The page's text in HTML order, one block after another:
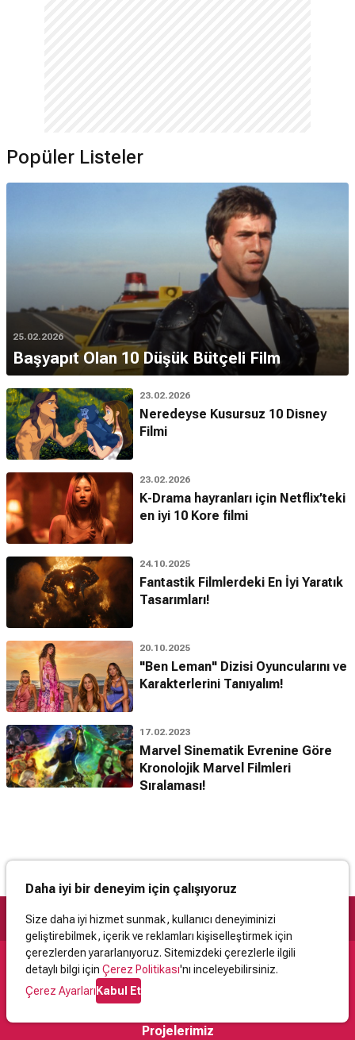
Popüler Listeler
25.02.2026
Başyapıt Olan 10 Düşük Bütçeli Film
23.02.2026
Neredeyse Kusursuz 10 Disney
Filmi
23.02.2026
K-Drama hayranları için Netflix’teki
en iyi 10 Kore filmi
24.10.2025
Fantastik Filmlerdeki En İyi Yaratık
Tasarımları!
20.10.2025
"Ben Leman" Dizisi Oyuncularını ve
Karakterlerini Tanıyalım!
17.02.2023
Marvel Sinematik Evrenine Göre
Kronolojik Marvel Filmleri
Sıralaması!
Daha iyi bir deneyim için çalışıyoruz
Size daha iyi hizmet sunmak, kullanıcı deneyiminizi
geliştirebilmek, içerik ve reklamları kişiselleştirmek için
çerezlerden yararlanıyoruz. Sitemizdeki çerezlerle ilgili
detaylı bilgi için Çerez Politikası'nı inceleyebilirsiniz.
Çerez AyarlarıKabul Et
Destek
İletişimYardımKullanıcı Sözleşmesi
Projelerimiz